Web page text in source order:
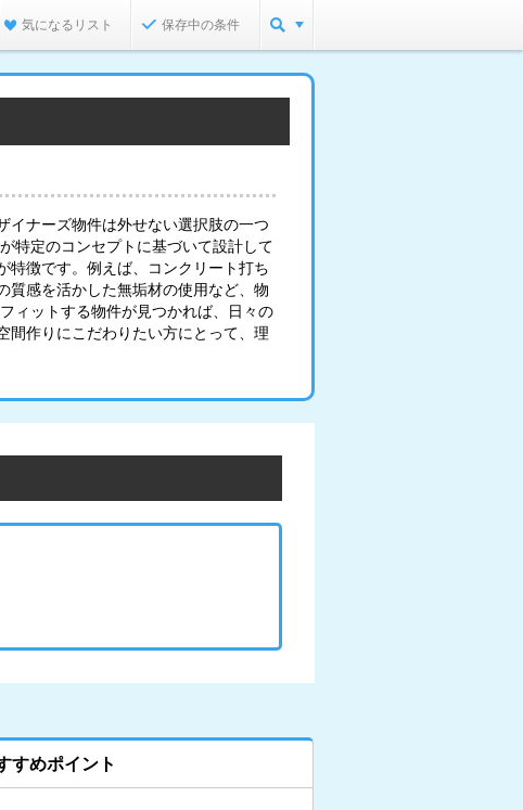
気になるリスト 保存中の条件
イナーズ物件は外せない選択肢の一つ
特定のコンセプトに基づいて設計して
特徴です。例えば、コンクリート打ち
質感を活かした無垢材の使用など、物
ィットする物件が見つかれば、日々の
間作りにこだわりたい方にとって、理
すめポイント